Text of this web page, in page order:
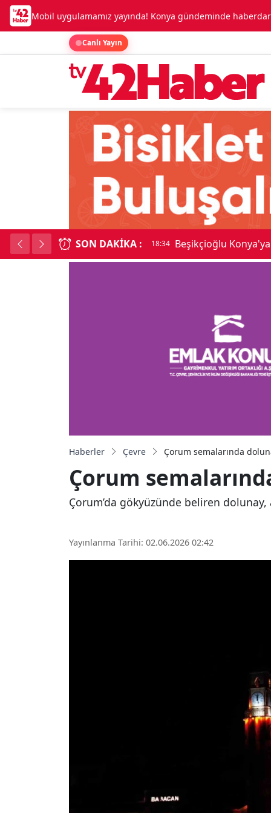
Mobil uygulamamız yayında! Konya gündeminde
Canlı Yayın
SON DAKIKA : 18:34 Beşikçioğlu
Haberler Çevre Çorum semalarında
Çorum
Çorum’da gökyüzünde beliren
Yayınlanma Tarihi: 02.06.2026 02:42